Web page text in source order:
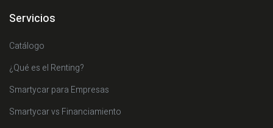
Servicios
Catálogo
¿Qué es el Renting?
Smartycar para Empresas
Smartycar vs Financiamiento